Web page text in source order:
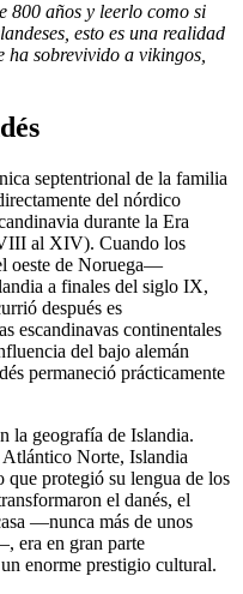
800 años y leerlo como si
esto es una realidad
sobrevivido a vikingos,
septentrional de la familia
del nórdico
durante la Era
al XIV). Cuando los
oeste de Noruega—
a finales del siglo IX,
después es
escandinavas continentales
del bajo alemán
permaneció prácticamente
la geografía de Islandia.
Norte, Islandia
que protegió su lengua de los
el danés, el
—nunca más de unos
era en gran parte
enorme prestigio cultural.